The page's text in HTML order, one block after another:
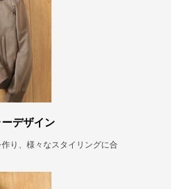
デザイン
り、様々なスタイリングに合